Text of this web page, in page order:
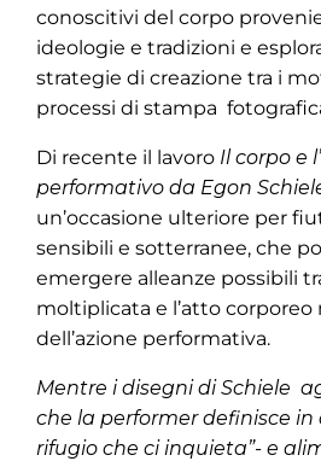
conoscitivi del corpo
ideologie e tradizioni e
strategie di creazione tra i
processi di stampa
Di recente il lavoro Il corpo e
performativo da Egon
un’occasione ulteriore per
sensibili e sotterranee, che
emergere alleanze possibili
moltiplicata e l’atto corporeo
dell’azione performativa.
Mentre i disegni di Schiele
che la performer definisce
rifugio che ci inquieta”- e